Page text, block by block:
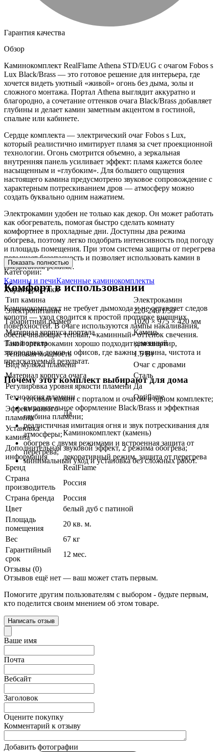
Гарантия качества
Обзор
Каминокомплект RealFlame Athena STD/EUG с очагом Fobos s
Lux Black/Brass — это готовое решение для интерьера, где
хочется видеть уютный «живой» огонь без дыма, золы и
сложного монтажа. Портал Athena выглядит аккуратно и
благородно, а сочетание оттенков очага Black/Brass добавляет
глубины и делает камин заметным акцентом в гостиной,
спальне или кабинете.
Сердце комплекта — электрический очаг Fobos s Lux,
который реалистично имитирует пламя за счет проекционной
технологии. Огонь смотрится объемно, а зеркальная
внутренняя панель усиливает эффект: пламя кажется более
насыщенным и «глубоким». Для большего ощущения
настоящего камина предусмотрено звуковое сопровождение с
характерным потрескиванием дров — атмосферу можно
создать буквально одним нажатием.
Электрокамин удобен не только как декор. Он может работать
как обогреватель, помогая быстро сделать комнату
комфортнее в прохладные дни. Доступны два режима
обогрева, поэтому легко подобрать интенсивность под погоду
и площадь помещения. При этом система защиты от перегрева
повышает безопасность и позволяет использовать камин в
ежедневном режиме.
Комфорт в использовании
Каминокомплект не требует дымохода и не оставляет следов
копоти — уход сводится к простой протирке внешних
поверхностей. В очаге используются лампы накаливания,
обеспечивающие теплый, «каминный» оттенок свечения.
Такой электрокамин хорошо подходит для квартир,
загородных домов и офисов, где важны тишина, чистота и
предсказуемый результат.
Почему этот комплект выбирают для дома
готовый камин с порталом и очагом в одном комплекте;
выразительное оформление Black/Brass и эффектная
глубина пламени;
реалистичная имитация огня и звук потрескивания для
атмосферы;
обогрев с двумя режимами и встроенная защита от
перегрева;
минимальный уход и установка без сложных работ.
Показать полностью
Категории:
Камины и печиКаменные каминокомплекты
Характеристики
Тип камина
Электрокамин
Электропитание
220-240/1/50
Габаритный размер
1020 × 975 × 420 мм
Материал корпуса портала
Камень
Тип портала
каменный
Тепловая мощность
1.5 Вт
Вид муляжа пламени
Очаг с дровами
Материал корпуса очага
Сталь
Регулировка уровня яркости пламени Да
Технология пламени
Optiflame
Эффект живого
пламени
Да
Установка
камина
Каминокомплект (камень)
Дополнительная
информация
звуковой эффект, 2 режима обогрева;
декоративный режим, защита от перегрева
Бренд
RealFlame
Страна
производитель
Россия
Страна бренда
Россия
Цвет
белый дуб с патиной
Площадь
помещения
20 кв. м.
Вес
67 кг
Гарантийный
срок
12 мес.
Отзывы (0)
Отзывов ещё нет — ваш может стать первым.
Помогите другим пользователям с выбором - будьте первым,
кто поделится своим мнением об этом товаре.
Написать отзыв
Ваше имя
Почта
Вебсайт
Заголовок
Оцените покупку
Комментарий к отзыву
Добавить фотографии